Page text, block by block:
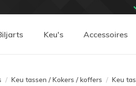
Keu's Accessoires
Keu tassen / Kokers / koffers Keu